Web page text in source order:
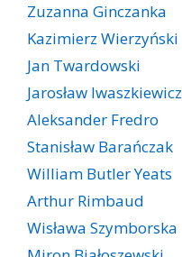
Zuzanna Ginczanka
Kazimierz Wierzyński
Jan Twardowski
Jarosław Iwaszkiewicz
Aleksander Fredro
Stanisław Barańczak
William Butler Yeats
Arthur Rimbaud
Wisława Szymborska